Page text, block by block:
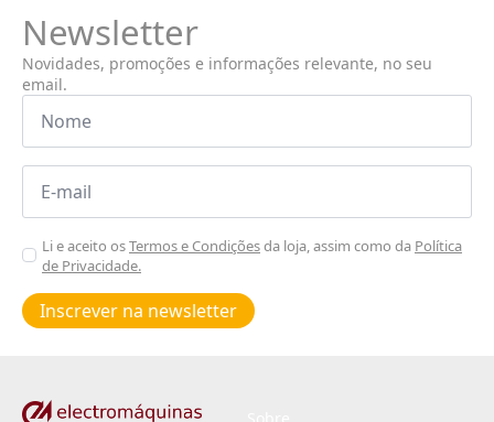
Newsletter
Novidades, promoções e informações relevante, no seu
email.
Nome
Email
Aceitar
Poiticas
de
privacidade
Li e aceito osTermos e Condiçõesda loja, assim como da Política
de Privacidade.
Inscrever na newsletter